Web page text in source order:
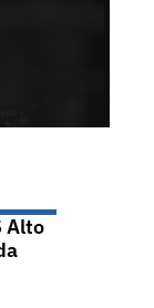
Alto